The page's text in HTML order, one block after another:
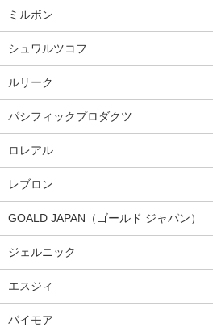
ミルボン
シュワルツコフ
ルリーク
パシフィックプロダクツ
ロレアル
レブロン
GOALD JAPAN（ゴールド ジャパン）
ジェルニック
エスジィ
パイモア